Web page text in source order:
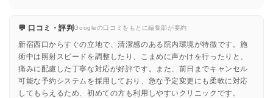
💬 口コミ・評判Googleの口コミをもとに編集部が要約
新宿西口からすぐの立地で、清潔感のある院内環境が特徴です。施
術中は照射スピードを調整したり、こまめに声かけを行ったりと、
痛みに配慮した丁寧な対応が好評です。また、前日までキャンセル
可能な予約システムを採用しており、急な予定変更にも柔軟に対応
してもらえるため、初めての方も利用しやすいクリニックです。